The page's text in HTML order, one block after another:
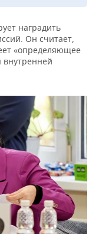
наградить
Он считает,
«определяющее
внутренней